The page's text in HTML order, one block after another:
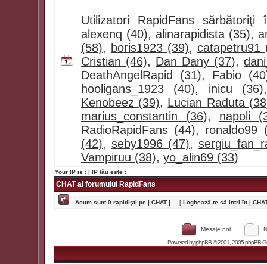
Utilizatori RapidFans
alexenq (40), alinarapidista (35),
(58), boris1923 (39), catapetru91
Cristian (46), Dan Dany (37),
DeathAngelRapid (31), Fabio
hooligans_1923 (40), inicu (36)
Kenobeez (39), Lucian Raduta
marius_constantin (36), napoli
RadioRapidFans (44), ronaldo99
(42), seby1996 (47),
Vampiruu (38), yo_alin69 (33)
Your IP is : | IP tău este :
CHAT al forumului RapidFans
Acum sunt 0 rapidişti pe | CHAT | [ Loghează-te să intri în |
Mesaje noi
Powered byphpBB© 2001, 2005 phpBB